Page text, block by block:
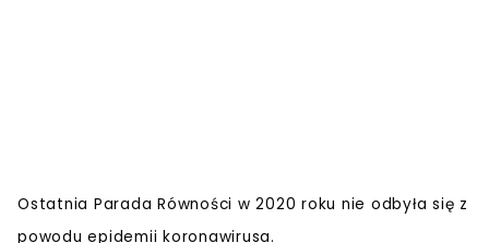
Ostatnia Parada Równości w 2020 roku nie odbyła się z
powodu epidemii koronawirusa.